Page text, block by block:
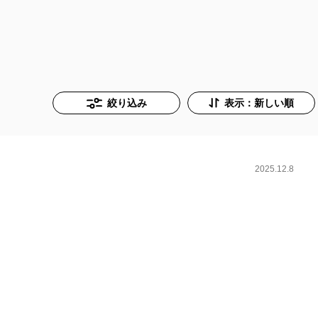
絞り込み 表示：新しい順
2025.12.8